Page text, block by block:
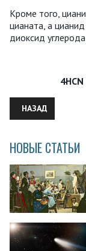
Кроме того,
цианата, а
диоксид
ПРЕДЫДУЩИЙ:
НАЗАД
НОВЫЕ СТАТЬИ